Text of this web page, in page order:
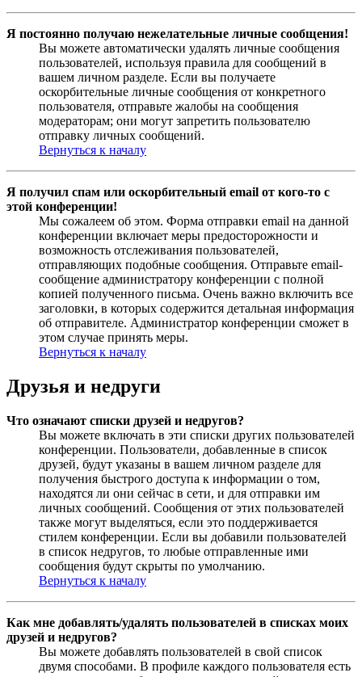
Я постоянно получаю нежелательные личные сообщения!
Вы можете автоматически удалять личные сообщения
пользователей, используя правила для сообщений в
вашем личном разделе. Если вы получаете
оскорбительные личные сообщения от конкретного
пользователя, отправьте жалобы на сообщения
модераторам; они могут запретить пользователю
отправку личных сообщений.
Вернуться к началу
Я получил спам или оскорбительный email от кого-то с
этой конференции!
Мы сожалеем об этом. Форма отправки email на данной
конференции включает меры предосторожности и
возможность отслеживания пользователей,
отправляющих подобные сообщения. Отправьте email-
сообщение администратору конференции с полной
копией полученного письма. Очень важно включить все
заголовки, в которых содержится детальная информация
об отправителе. Администратор конференции сможет в
этом случае принять меры.
Вернуться к началу
Друзья и недруги
Что означают списки друзей и недругов?
Вы можете включать в эти списки других пользователей
конференции. Пользователи, добавленные в список
друзей, будут указаны в вашем личном разделе для
получения быстрого доступа к информации о том,
находятся ли они сейчас в сети, и для отправки им
личных сообщений. Сообщения от этих пользователей
также могут выделяться, если это поддерживается
стилем конференции. Если вы добавили пользователей
в список недругов, то любые отправленные ими
сообщения будут скрыты по умолчанию.
Вернуться к началу
Как мне добавлять/удалять пользователей в списках моих
друзей и недругов?
Вы можете добавлять пользователей в свой список
двумя способами. В профиле каждого пользователя есть